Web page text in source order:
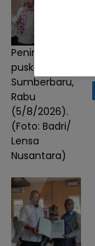
Peninjauan
puskemas
Sumberbaru,
Rabu
(5/8/2026).
(Foto: Badri/
Lensa
Nusantara)